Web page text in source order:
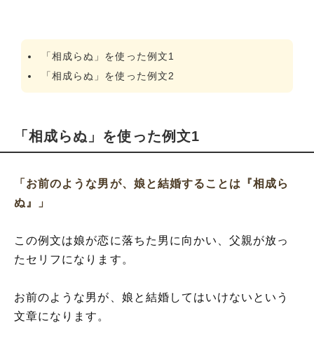
「相成らぬ」を使った例文1
「相成らぬ」を使った例文2
「相成らぬ」を使った例文1
「お前のような男が、娘と結婚することは『相成ら
ぬ』」
この例文は娘が恋に落ちた男に向かい、父親が放っ
たセリフになります。
お前のような男が、娘と結婚してはいけないという
文章になります。